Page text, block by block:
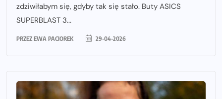
zdziwiłabym się, gdyby tak się stało. Buty ASICS
SUPERBLAST 3...
PRZEZ EWA PACIOREK 29-04-2026